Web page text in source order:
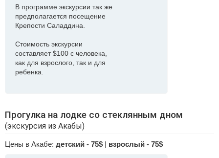
В программе экскурсии так же
предполагается посещение
Крепости Саладдина.
Стоимость экскурсии
составляет $100 с человека,
как для взрослого, так и для
ребенка.
Прогулка на лодке со стеклянным дном
(экскурсия из Акабы)
Цены в Акабе: детский - 75$ | взрослый - 75$